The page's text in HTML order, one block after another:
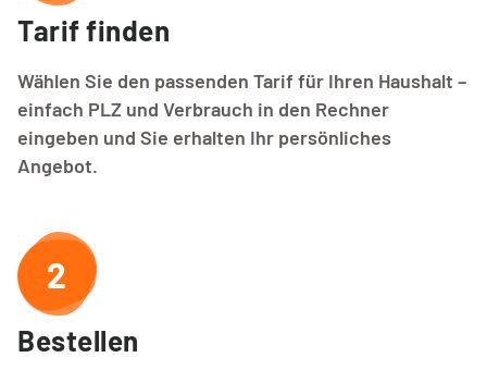
Tarif finden
Wählen Sie den passenden Tarif für Ihren Haushalt –
einfach PLZ und Verbrauch in den Rechner
eingeben und Sie erhalten Ihr persönliches
Angebot.
2
Bestellen